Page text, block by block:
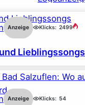
Anzeige Klicks: 2499
Lieblingssongs
Anzeige Klicks: 54